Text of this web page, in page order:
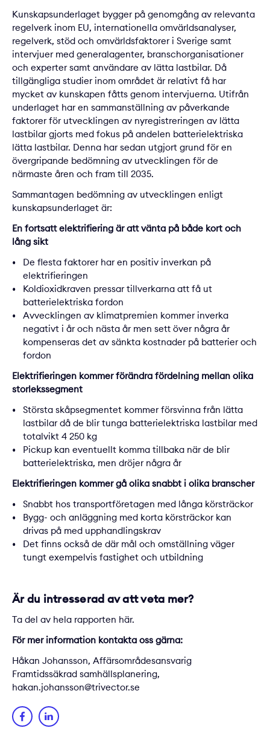
Kunskapsunderlaget bygger på genomgång av relevanta
regelverk inom EU, internationella omvärldsanalyser,
regelverk, stöd och omvärldsfaktorer i Sverige samt
intervjuer med generalagenter, branschorganisationer
och experter samt användare av lätta lastbilar. Då
tillgängliga studier inom området är relativt få har
mycket av kunskapen fåtts genom intervjuerna. Utifrån
underlaget har en sammanställning av påverkande
faktorer för utvecklingen av nyregistreringen av lätta
lastbilar gjorts med fokus på andelen batterielektriska
lätta lastbilar. Denna har sedan utgjort grund för en
övergripande bedömning av utvecklingen för de
närmaste åren och fram till 2035.
Sammantagen bedömning av utvecklingen enligt
kunskapsunderlaget är:
En fortsatt elektrifiering är att vänta på både kort och
lång sikt
De flesta faktorer har en positiv inverkan på
elektrifieringen
Koldioxidkraven pressar tillverkarna att få ut
batterielektriska fordon
Avvecklingen av klimatpremien kommer inverka
negativt i år och nästa år men sett över några år
kompenseras det av sänkta kostnader på batterier och
fordon
Elektrifieringen kommer förändra fördelning mellan olika
storlekssegment
Största skåpsegmentet kommer försvinna från lätta
lastbilar då de blir tunga batterielektriska lastbilar med
totalvikt 4 250 kg
Pickup kan eventuellt komma tillbaka när de blir
batterielektriska, men dröjer några år
Elektrifieringen kommer gå olika snabbt i olika branscher
Snabbt hos transportföretagen med långa körsträckor
Bygg- och anläggning med korta körsträckor kan
drivas på med upphandlingskrav
Det finns också de där mål och omställning väger
tungt exempelvis fastighet och utbildning
Är du intresserad av att veta mer?
Ta del av hela rapporten här.
För mer information kontakta oss gärna:
Håkan Johansson, Affärsområdesansvarig
Framtidssäkrad samhällsplanering,
hakan.johansson@trivector.se